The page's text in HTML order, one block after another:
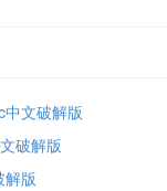
文破解版
破解版
解版